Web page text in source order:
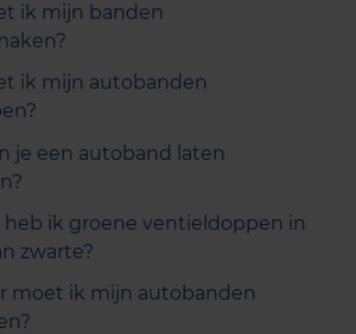
ik mijn banden
ik mijn autobanden
je een autoband laten
heb ik groene ventieldoppen in
zwarte?
moet ik mijn autobanden